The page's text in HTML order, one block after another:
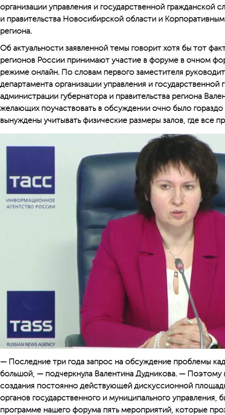
организации управления и государственной гражданской
и правительства Новосибирской области и
региона.
Об актуальности заявленной темы говорит хотя бы тот
регионов России принимают участие в форуме в очном
режиме онлайн. По словам первого заместителя
департамента организации управления и государственной
администрации губернатора и правительства региона
желающих поучаствовать в обсуждении очно было
вынуждены учитывать физические размеры залов, где все
— Последние три года запрос на обсуждение проблемы
большой, — подчеркнула Валентина Дудникова. — Поэтому
создания постоянно действующей дискуссионной
органов государственного и муниципального управления,
программе нашего форума пять мероприятий, которые